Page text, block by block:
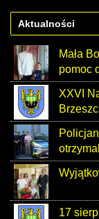
Aktualności
Mała
pomoc
XXVI
17